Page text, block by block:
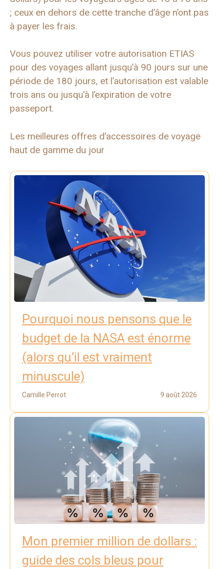
; ceux en dehors de cette tranche d’âge n’ont pas
à payer les frais.
Vous pouvez utiliser votre autorisation ETIAS
pour des voyages allant jusqu’à 90 jours sur une
période de 180 jours, et l’autorisation est valable
trois ans ou jusqu’à l’expiration de votre
passeport.
Les meilleures offres d’accessoires de voyage
haut de gamme du jour
Pourquoi nous pensons que le
budget de la NASA est énorme
(alors qu’il est vraiment
minuscule)
Camille Perrot 9 août 2026
Mon premier million de dollars :
guide des cols bleus pour